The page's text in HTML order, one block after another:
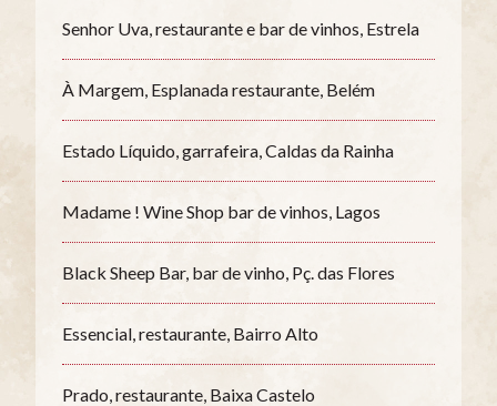
Senhor Uva, restaurante e bar de vinhos, Estrela
À Margem, Esplanada restaurante, Belém
Estado Líquido, garrafeira, Caldas da Rainha
Madame ! Wine Shop bar de vinhos, Lagos
Black Sheep Bar, bar de vinho, Pç. das Flores
Essencial, restaurante, Bairro Alto
Prado, restaurante, Baixa Castelo